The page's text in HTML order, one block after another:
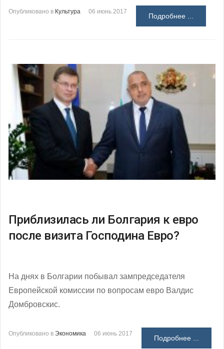
Опубликовано в Культура 06 июнь 2017
Подробнее ...
Приблизилась ли Болгария к евро
после визита Господина Евро?
На днях в Болгарии побывал зампредседателя
Европейской комиссии по вопросам евро Валдис
Домбровскис.
Опубликовано в Экономика 06 июнь 2017
Подробнее ...